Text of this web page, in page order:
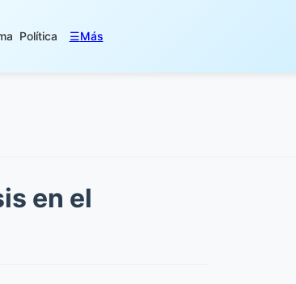
Política ☰Más
en el